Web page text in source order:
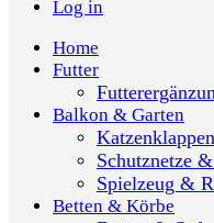
Log in
Home
Futter
Balkon & Garten
Katzenklappen
Schutznetze
Spielzeug &
Betten & Körbe